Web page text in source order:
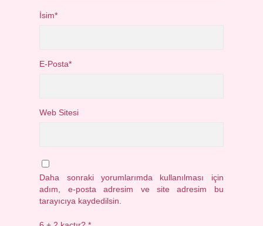
İsim*
E-Posta*
Web Sitesi
Daha sonraki yorumlarımda kullanılması için
adım, e-posta adresim ve site adresim bu
tarayıcıya kaydedilsin.